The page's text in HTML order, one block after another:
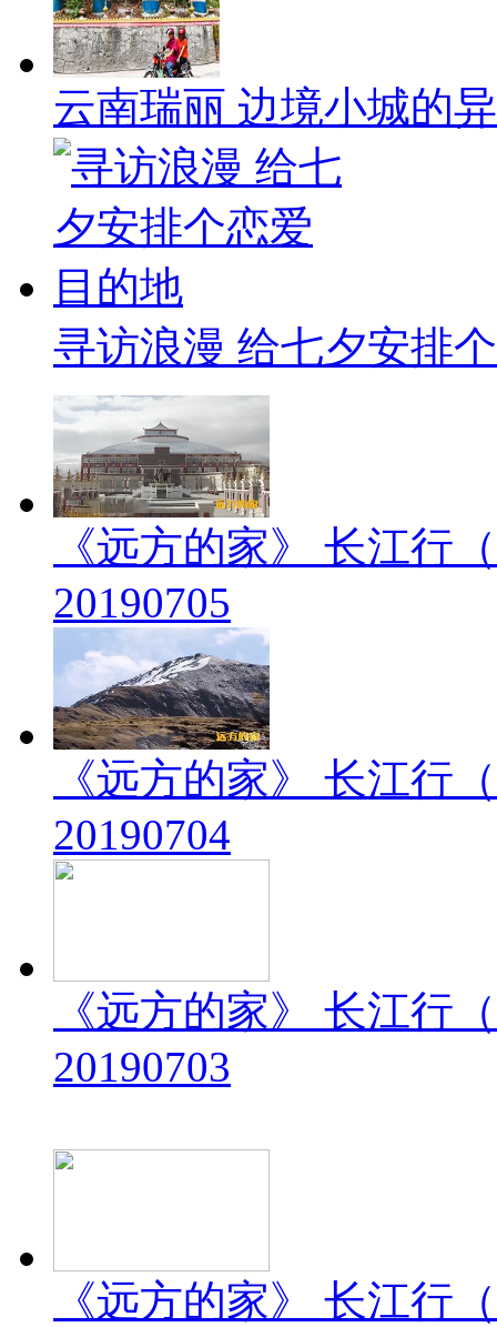
云南瑞丽 边境小城的
寻访浪漫 给七夕安排
《远方的家》 长江行
20190705
《远方的家》 长江行
20190704
《远方的家》 长江行
20190703
《远方的家》 长江行